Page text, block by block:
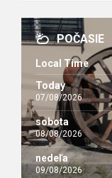
POČASIE
Local Time
Today
07/08/2026
sobota
08/08/2026
nedeľa
09/08/2026